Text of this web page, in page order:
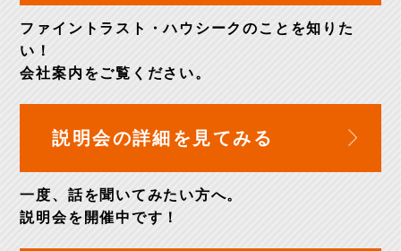
ファイントラスト・ハウシークのことを知りた
い！
会社案内 をご覧ください。
説明会の詳細を 見てみる
一度、話を聞いてみたい方へ。
説明会を開催中です！